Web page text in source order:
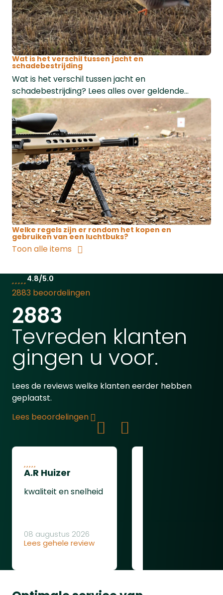
Wat is het verschil tussen jacht en
schadebestrijding
Wat is het verschil tussen jacht en
schadebestrijding? Lees alles over geldende
regels, faunabeheer, rattenbestrijding en de
Nederlandse wetgeving.
Welke regels zijn er rondom het kopen en
gebruiken van een luchtbuks?
Toon alle items
4.8/5.0
2883 beoordelingen
2883
Tevreden klanten
gingen u voor.
Lees de reviews welke klanten eerder hebben
geplaatst.
Lees beoordelingen
A.R Huizer
kwaliteit en snelheid
Lees gehele review
08 augustus 2026